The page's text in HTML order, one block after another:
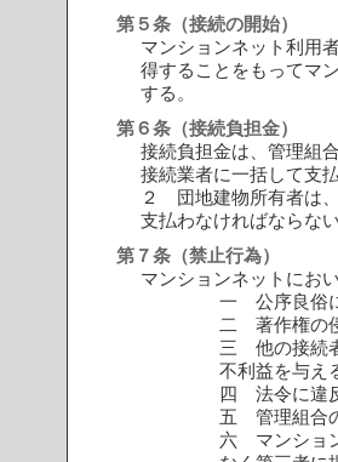
第５条（接続の開始）
マンションネット利用
得することをもってマ
する。
第６条（接続負担金）
接続負担金は、管理組
接続業者に一括して支
２ 団地建物所有者は
支払わなければならな
第７条（禁止行為）
マンションネットにお
一 公序良俗
二 著作権の
三 他の接続
不利益を与え
四 法令に違
五 管理組合
六 マンショ